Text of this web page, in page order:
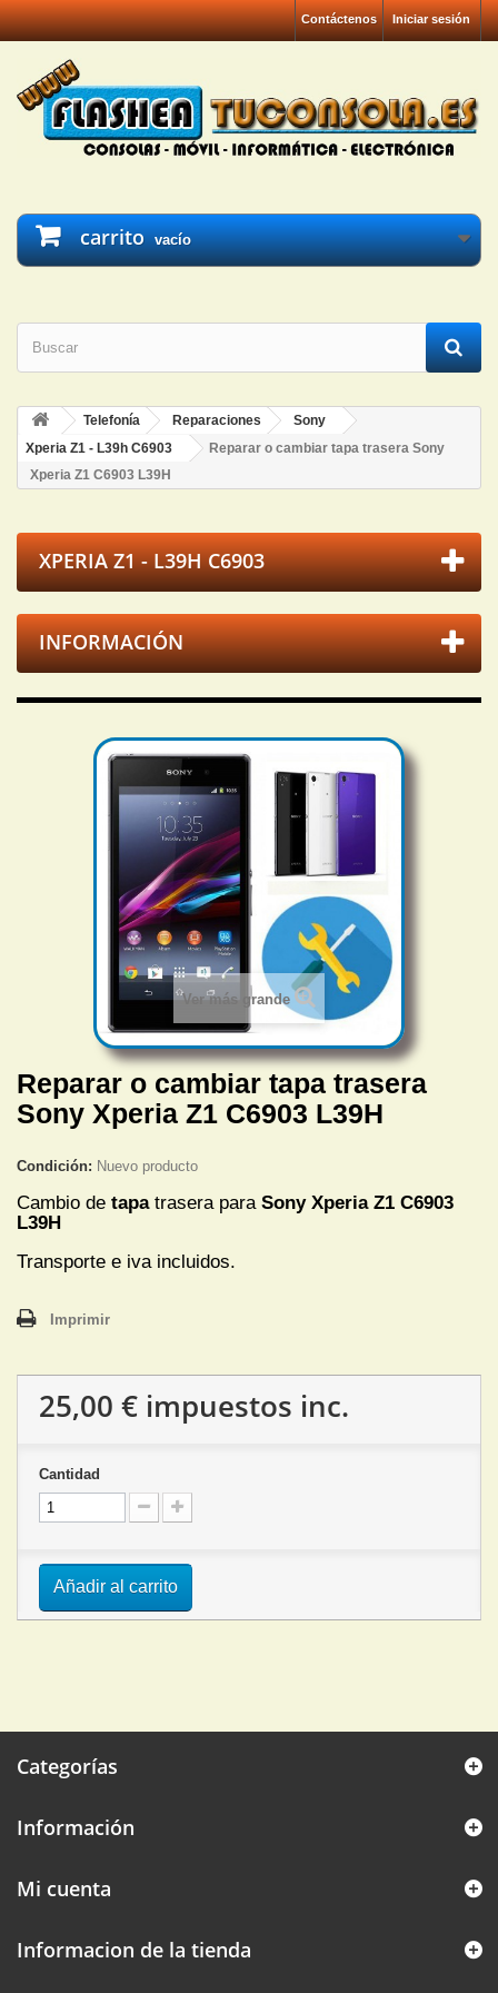
Iniciar sesión
Contáctenos
carrito vacío
Telefonía Reparaciones
Sony
Xperia Z1 - L39h C6903
Reparar o cambiar tapa trasera Sony
Xperia Z1 C6903 L39H
XPERIA Z1 - L39H C6903
INFORMACIÓN
Ver más grande
Reparar o cambiar tapa trasera
Sony Xperia Z1 C6903 L39H
Condición: Nuevo producto
Cambio de tapatrasera para Sony Xperia Z1 C6903
L39H
Transporte e iva incluidos.
Imprimir
25,00 € impuestos inc.
Cantidad
Añadir al carrito
Categorías
Información
Mi cuenta
Informacion de la tienda